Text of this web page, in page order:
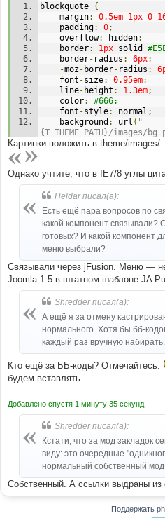
blockquote {
	margin
: 0.5em 1px 0
	padding
: 0;
	overflow
: hidden;
	border
: 1px solid
	border
- radius : 6px;
-moz - border- radius :
	font
-size: 0.95em;
	line
- height : 1.3em;
	color
:
#666;
	font
-style: normal ;
	background
: url ( "
{T_THEME_PATH}/images/
#F4F8FE;
	background
: url(
l.png") no-repeat 4px 8px
}
blockquote
	background
: url(
l.png") no-repeat 4px
}
blockquote .q2
	min
-height: 19px;
	padding
: 7px 27px 7px
	background
: url(
r.png") no-repeat right
}
	margin
: 0.6em 0 0;
}
blockquote blockquote:
	margin
: 0;
}
blockquote
	display
	color
: #999;
	font
-style: italic;
}
Картинки положить в theme/images/
Однако учтите, что в IE7/8 углы
Heldar писал(а):
Есть ещё пара вопросов по
какой компонент связывали?
готовых? И какой компонент
меню выбрали?
Связывали через jFusion. Меню —
Joomla 1.5 в штатном шаблоне JA
Shredder писал(а):
А ещё я за отмену
нормального. Хотя бы бб-
каждый раз вручную набирать.
Кто ещё за ББ-коды? Отмечайтесь.
будем вставлять.
Добавлено спустя 1 минуту 35 секунд:
Shredder писал(а):
Кстати, что за мод закладок
виду: это очередные
нормальный собственный
Собственный. А ссылки выдраны из
Поддержать